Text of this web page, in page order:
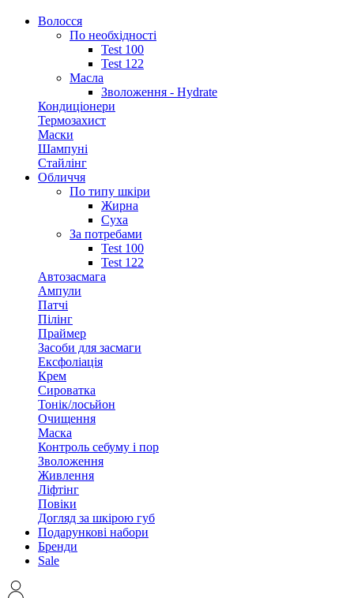
Волосся
По необхідності
Test 100
Test 122
Масла
Зволоження - Hydrate
Кондиціонери
Термозахист
Маски
Шампуні
Стайлінг
Обличчя
По типу шкіри
Жирна
Суха
За потребами
Test 100
Test 122
Автозасмага
Ампули
Патчі
Пілінг
Праймер
Засоби для засмаги
Ексфоліація
Крем
Сироватка
Тонік/лосьйон
Очищення
Маска
Контроль себуму і пор
Зволоження
Живлення
Ліфтінг
Повіки
Догляд за шкірою губ
Подарункові набори
Бренди
Sale